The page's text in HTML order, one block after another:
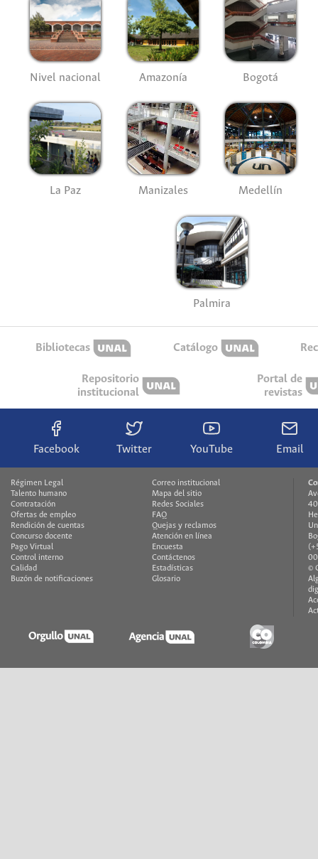
Nivel nacional Amazonía Bogotá
La Paz Manizales Medellín
Palmira
Bibliotecas Catálogo
Repositorio
institucional
Portal de
revistas
Facebook Twitter YouTube Email
Régimen Legal
Talento humano
Contratación
Ofertas de empleo
Rendición de cuentas
Concurso docente
Pago Virtual
Control interno
Calidad
Buzón de notificaciones
Correo institucional
Mapa del sitio
Redes Sociales
FAQ
Quejas y reclamos
Atención en línea
Encuesta
Contáctenos
Estadísticas
Glosario
©